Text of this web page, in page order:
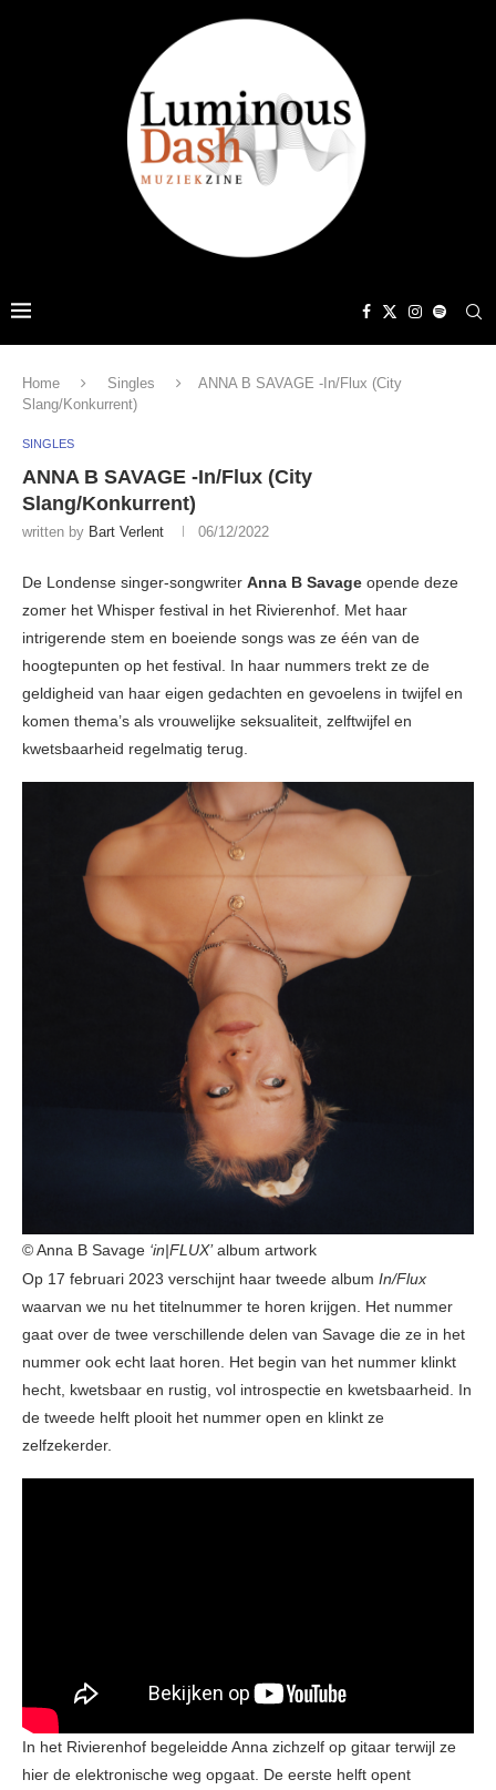
Home Singles
ANNA B SAVAGE -In/Flux (City
Slang/Konkurrent)
SINGLES
ANNA B SAVAGE -In/Flux (City
Slang/Konkurrent)
written by Bart Verlent 06/12/2022
De Londense singer-songwriter Anna B Savage opende deze
zomer het Whisper festival in het Rivierenhof. Met haar
intrigerende stem en boeiende songs was ze één van de
hoogtepunten op het festival. In haar nummers trekt ze de
geldigheid van haar eigen gedachten en gevoelens in twijfel en
komen thema’s als vrouwelijke seksualiteit, zelftwijfel en
kwetsbaarheid regelmatig terug.
© Anna B Savage ‘in|FLUX’album artwork
Op 17 februari 2023 verschijnt haar tweede album In/Flux
waarvan we nu het titelnummer te horen krijgen. Het nummer
gaat over de twee verschillende delen van Savage die ze in het
nummer ook echt laat horen. Het begin van het nummer klinkt
hecht, kwetsbaar en rustig, vol introspectie en kwetsbaarheid. In
de tweede helft plooit het nummer open en klinkt ze
zelfzekerder.
In het Rivierenhof begeleidde Anna zichzelf op gitaar terwijl ze
hier de elektronische weg opgaat. De eerste helft opent